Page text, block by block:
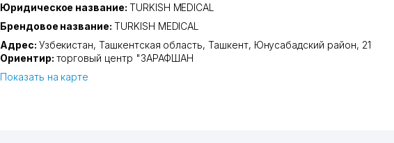
Юридическое название: TURKISH MEDICAL
Брендовое название: TURKISH MEDICAL
Адрес: Узбекистан,Ташкентская область,Ташкент, Юнусабадский район, 21
Ориентир: торговый центр "ЗАРАФШАН
Показать на карте